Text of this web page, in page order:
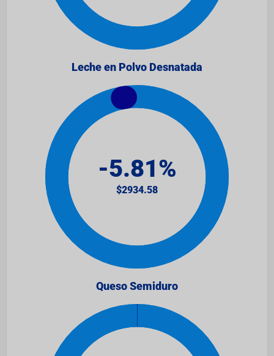
Leche en Polvo Desnatada
Queso Semiduro